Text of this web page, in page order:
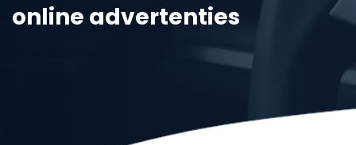
online advertenties